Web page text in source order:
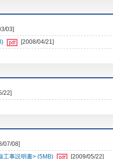
03]
[2008/04/21]
22]
07/08]
工事説明書> (5MB)
[2009/05/22]